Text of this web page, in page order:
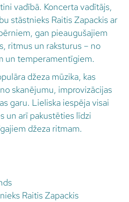
vadībā. Koncerta vadītājs,
stāstnieks Raitis Zapackis ar
gan pieaugušajiem
ritmus un raksturus – no
un temperamentīgiem.
džeza mūzika, kas
skanējumu, improvizācijas
garu. Lieliska iespēja visai
un arī pakustēties līdzi
džeza ritmam.
Raitis Zapackis